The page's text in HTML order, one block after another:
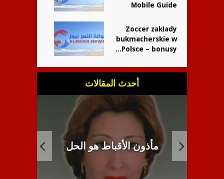
Mobile Guide
Zoccer zakłady
bukmacherskie w
Polsce – bonusy...
أحدث المقالات
الأقباط هو الحل انبطاح اللاهوت